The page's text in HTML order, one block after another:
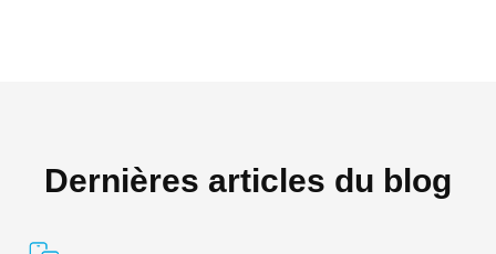
Dernières articles du blog